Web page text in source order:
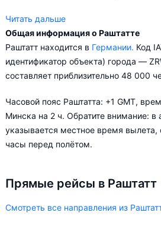
Читать дальше
Aviasales.by советует купить
чтобы вы могли выбирать условия
свои пожелания и финансовые
Общая информация о Раштатте
Раштатт находится в Германии. Код
идентификатор объекта) города —
составляет приблизительно 48 000
Часовой пояс Раштатта: +1 GMT,
Минска на 2 ч. Обратите внимание: в
указывается местное время вылета,
часы перед полётом.
Прямые рейсы в Раштатт
Смотреть все направления из